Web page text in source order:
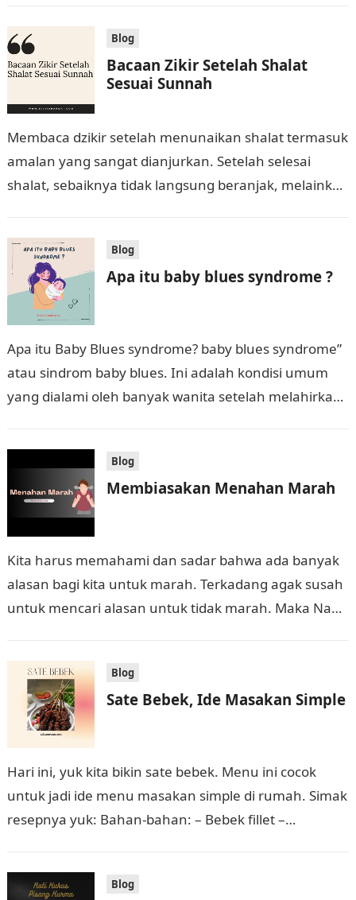
Blog
Bacaan Zikir Setelah Shalat
Sesuai Sunnah
Membaca dzikir setelah menunaikan shalat termasuk
amalan yang sangat dianjurkan. Setelah selesai
shalat, sebaiknya tidak langsung beranjak, melainkan
Blog
Apa itu baby blues syndrome ?
Apa itu Baby Blues syndrome? baby blues syndrome”
atau sindrom baby blues. Ini adalah kondisi umum
yang dialami oleh banyak wanita setelah melahirkan.
Blog
Membiasakan Menahan Marah
Kita harus memahami dan sadar bahwa ada banyak
alasan bagi kita untuk marah. Terkadang agak susah
untuk mencari alasan untuk tidak marah. Maka Nabi
Blog
Sate Bebek, Ide Masakan Simple
Hari ini, yuk kita bikin sate bebek. Menu ini cocok
untuk jadi ide menu masakan simple di rumah. Simak
resepnya yuk: Bahan-bahan: – Bebek fillet –
Blog